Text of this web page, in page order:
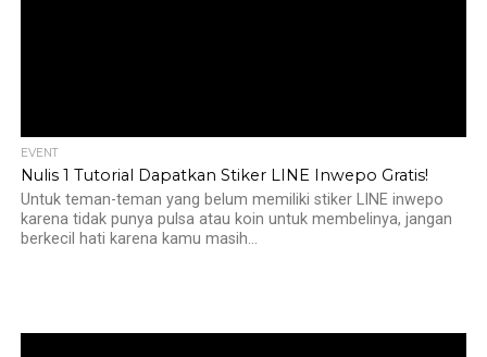
EVENT
Nulis 1 Tutorial Dapatkan Stiker LINE Inwepo Gratis!
Untuk teman-teman yang belum memiliki stiker LINE inwepo
karena tidak punya pulsa atau koin untuk membelinya, jangan
berkecil hati karena kamu masih...